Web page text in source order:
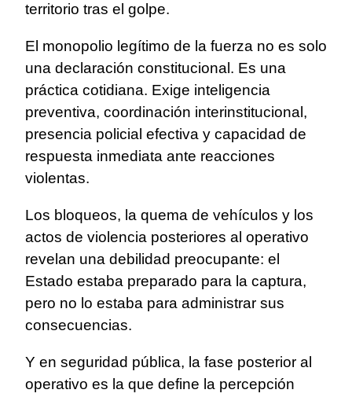
territorio tras el golpe.
El monopolio legítimo de la fuerza no es solo
una declaración constitucional. Es una
práctica cotidiana. Exige inteligencia
preventiva, coordinación interinstitucional,
presencia policial efectiva y capacidad de
respuesta inmediata ante reacciones
violentas.
Los bloqueos, la quema de vehículos y los
actos de violencia posteriores al operativo
revelan una debilidad preocupante: el
Estado estaba preparado para la captura,
pero no lo estaba para administrar sus
consecuencias.
Y en seguridad pública, la fase posterior al
operativo es la que define la percepción